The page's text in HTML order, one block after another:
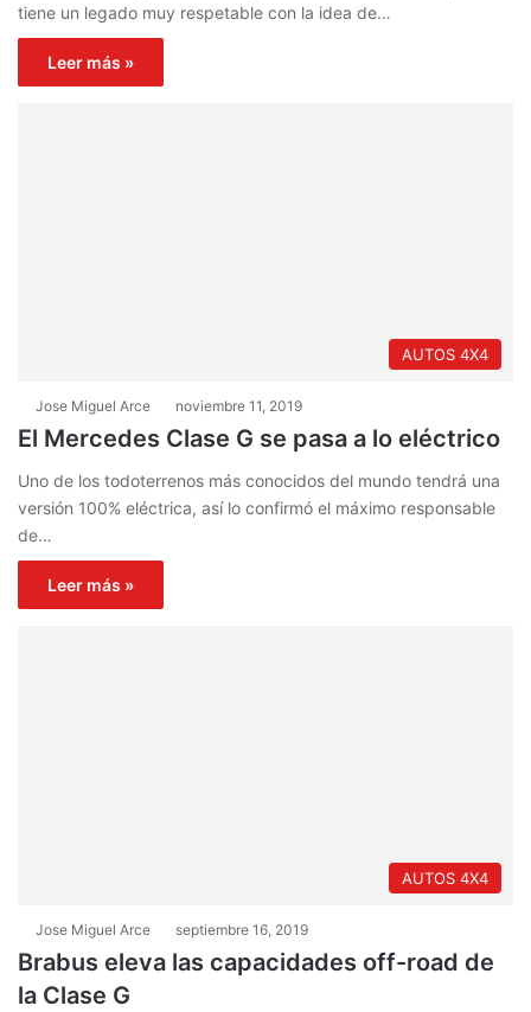
tiene un legado muy respetable con la idea de…
Leer más »
AUTOS 4X4
Jose Miguel Arce noviembre 11, 2019
El Mercedes Clase G se pasa a lo eléctrico
Uno de los todoterrenos más conocidos del mundo tendrá una
versión 100% eléctrica, así lo confirmó el máximo responsable
de…
Leer más »
AUTOS 4X4
Jose Miguel Arce septiembre 16, 2019
Brabus eleva las capacidades off-road de
la Clase G